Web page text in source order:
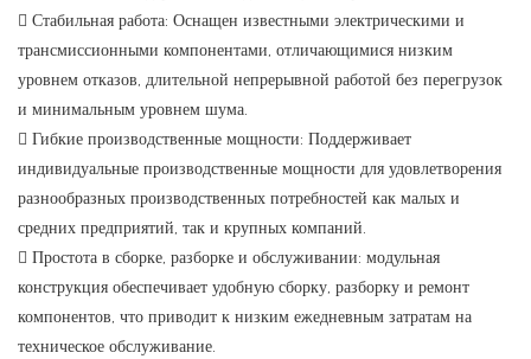
 Стабильная работа: Оснащен известными электрическими и
трансмиссионными компонентами, отличающимися низким
уровнем отказов, длительной непрерывной работой без перегрузок
и минимальным уровнем шума.
 Гибкие производственные мощности: Поддерживает
индивидуальные производственные мощности для удовлетворения
разнообразных производственных потребностей как малых и
средних предприятий, так и крупных компаний.
 Простота в сборке, разборке и обслуживании: модульная
конструкция обеспечивает удобную сборку, разборку и ремонт
компонентов, что приводит к низким ежедневным затратам на
техническое обслуживание.